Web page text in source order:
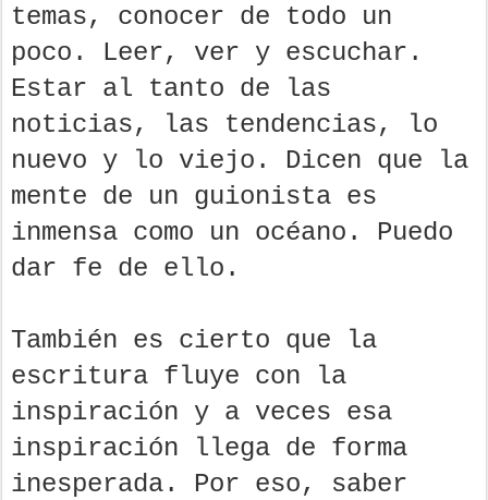
temas, conocer de todo un
poco. Leer, ver y escuchar.
Estar al tanto de las
noticias, las tendencias, lo
nuevo y lo viejo. Dicen que la
mente de un guionista es
inmensa como un océano. Puedo
dar fe de ello.
También es cierto que la
escritura fluye con la
inspiración y a veces esa
inspiración llega de forma
inesperada. Por eso, saber